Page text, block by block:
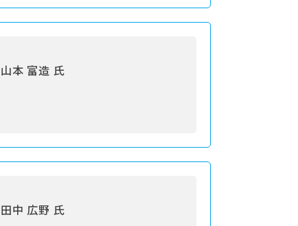
山本 富造 氏
田中 広野 氏